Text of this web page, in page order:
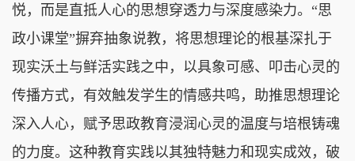
悦，而是直抵人心的思想穿透力与深度感染力。“思
政小课堂”摒弃抽象说教，将思想理论的根基深扎于
现实沃土与鲜活实践之中，以具象可感、叩击心灵的
传播方式，有效触发学生的情感共鸣，助推思想理论
深入人心，赋予思政教育浸润心灵的温度与培根铸魂
的力度。这种教育实践以其独特魅力和现实成效，破